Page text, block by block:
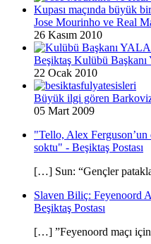
Jose Mourinho ve Real
26 Kasım 2010
Beşiktaş Kulübü
22 Ocak 2010
Büyük ilgi gören
05 Mart 2009
"Tello, Alex Ferguson’un
soktu" - Beşiktaş Postası
[…] Sun: “Gençler
Slaven Biliç: Feyenoord
Beşiktaş Postası
[…] ”Feyenoord maçı için